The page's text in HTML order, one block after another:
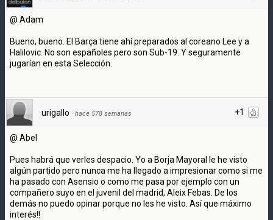
@ Adam
Bueno, bueno. El Barça tiene ahí preparados al coreano Lee y a
Halilovic. No son españoles pero son Sub-19. Y seguramente
jugarían en esta Selección.
+1
urigallo · hace 578 semanas
@ Abel
Pues habrá que verles despacio. Yo a Borja Mayoral le he visto
algún partido pero nunca me ha llegado a impresionar como si me
ha pasado con Asensio o como me pasa por ejemplo con un
compañero suyo en el juvenil del madrid, Aleix Febas. De los
demás no puedo opinar porque no les he visto. Así que máximo
interés!!